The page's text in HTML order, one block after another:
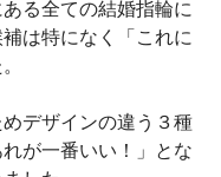
る全ての結婚指輪に
は特になく「これに
デザインの違う３種
が一番いい！」とな